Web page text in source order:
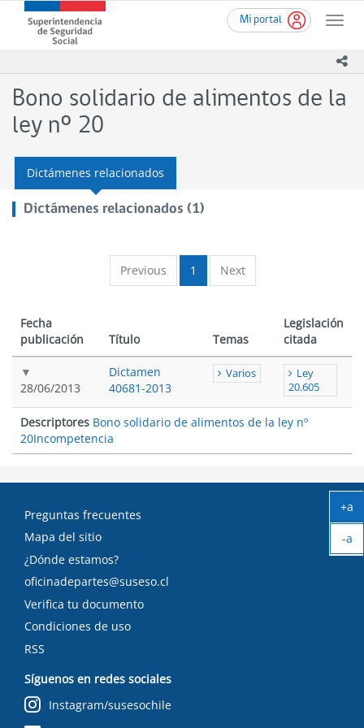
contenido
Mi portal
Toggle
Superintendencia
de
-
Gobierno
de
Bono solidario de alimentos de la
ley nº 20
Dictámenes relacionados
Dictámenes relacionados (1)
Previous 1 Next
Fecha
publicación
Título Temas
Legislación
citada
28/06/2013
Dictamen
40681-2013
Varios
Ley
20.605
Descriptores Bono solidario de alimentos de la ley nº
20Incompetencia
Preguntas frecuentes
Mapa del sitio
¿Dónde estamos?
oficinadepartes@suseso.cl
Verifica tu documento
Condiciones de uso
RSS
Síguenos en redes sociales
Instagram/susesochile
+a
-a